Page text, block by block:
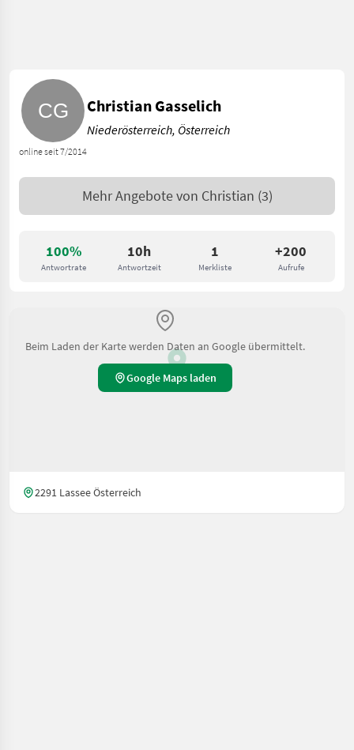
100%
Antwortrate
10h
Antwortzeit
1
Merkliste
+200
Aufrufe
online seit 7/2014
Christian Gasselich
Niederösterreich, Österreich
Mehr Angebote von Christian (3)
Beim Laden der Karte werden Daten an Google übermittelt.
Google Maps laden
2291 Lassee Österreich